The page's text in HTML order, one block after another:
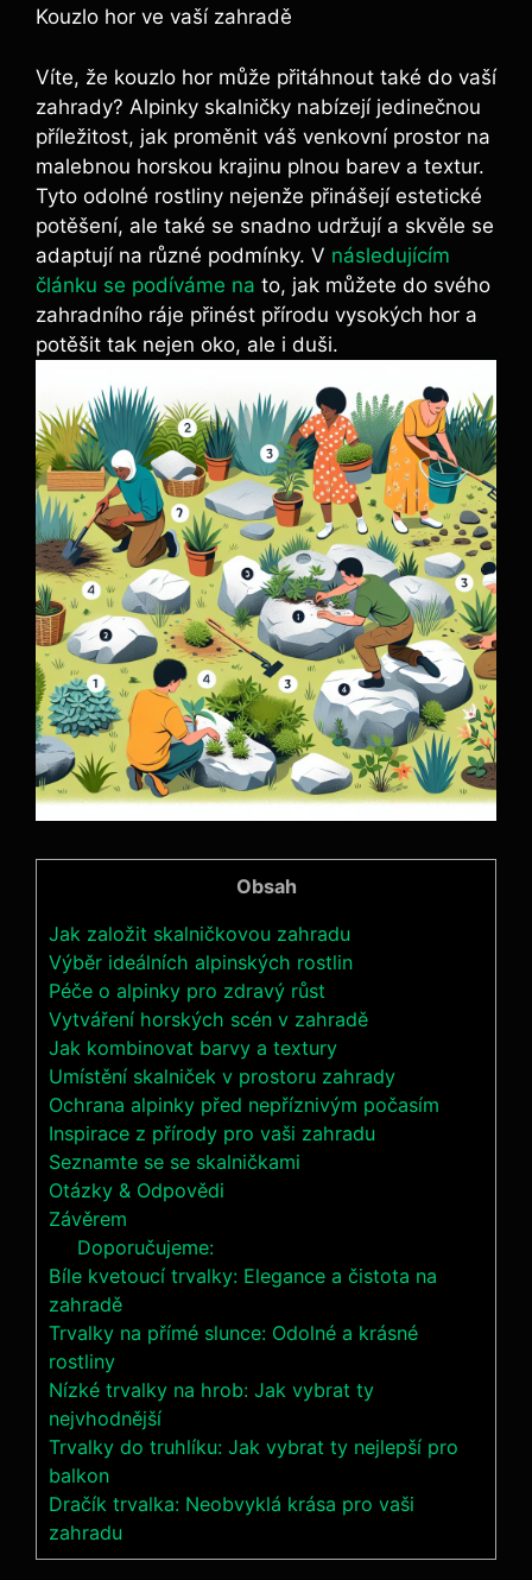
Kouzlo hor ve vaší zahradě
Víte, že kouzlo hor může přitáhnout také do vaší
zahrady? Alpinky skalničky nabízejí jedinečnou
příležitost, jak proměnit váš venkovní prostor na
malebnou horskou krajinu plnou barev a textur.
Tyto odolné rostliny nejenže přinášejí estetické
potěšení, ale také se snadno udržují a skvěle se
adaptují na různé podmínky. V následujícím
článku se podíváme na to, jak můžete do svého
zahradního ráje přinést přírodu vysokých hor a
potěšit tak nejen oko, ale i duši.
Obsah
Jak založit skalničkovou zahradu
Výběr ideálních alpinských rostlin
Péče o alpinky pro zdravý růst
Vytváření horských scén v zahradě
Jak kombinovat barvy a textury
Umístění skalniček v prostoru zahrady
Ochrana alpinky před nepříznivým počasím
Inspirace z přírody pro vaši zahradu
Seznamte se se skalničkami
Otázky & Odpovědi
Závěrem
Doporučujeme:
Bíle kvetoucí trvalky: Elegance a čistota na
zahradě
Trvalky na přímé slunce: Odolné a krásné
rostliny
Nízké trvalky na hrob: Jak vybrat ty
nejvhodnější
Trvalky do truhlíku: Jak vybrat ty nejlepší pro
balkon
Dračík trvalka: Neobvyklá krása pro vaši
zahradu